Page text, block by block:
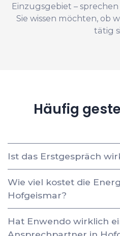
Einzugsgebiet –
Sie wissen möchten, ob
tätig
Häufig
Ist das Erstgespräch
Wie viel kostet die
Hofgeismar?
Hat Enwendo wirklich